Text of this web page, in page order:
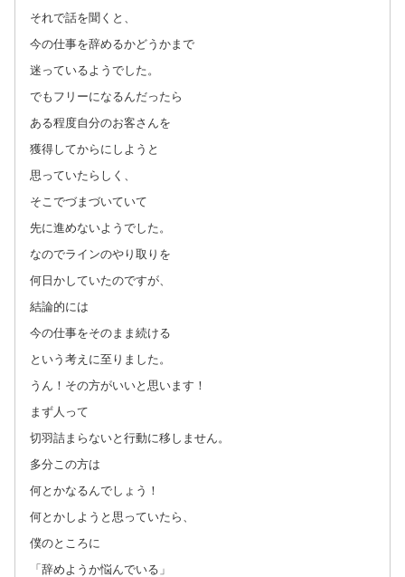
それで話を聞くと、
今の仕事を辞めるかどうかまで
迷っているようでした。
でもフリーになるんだったら
ある程度自分のお客さんを
獲得してからにしようと
思っていたらしく、
そこでづまづいていて
先に進めないようでした。
なのでラインのやり取りを
何日かしていたのですが、
結論的には
今の仕事をそのまま続ける
という考えに至りました。
うん！その方がいいと思います！
まず人って
切羽詰まらないと行動に移しません。
多分この方は
何とかなるんでしょう！
何とかしようと思っていたら、
僕のところに
「辞めようか悩んでいる」